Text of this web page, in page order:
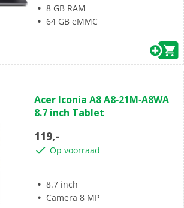
8 GB RAM
64 GB eMMC
van
de
sterren.
Acer Iconia A8 A8‑21M‑A8WA
8.7 inch Tablet
119,-
Op voorraad
8.7 inch
Camera 8 MP